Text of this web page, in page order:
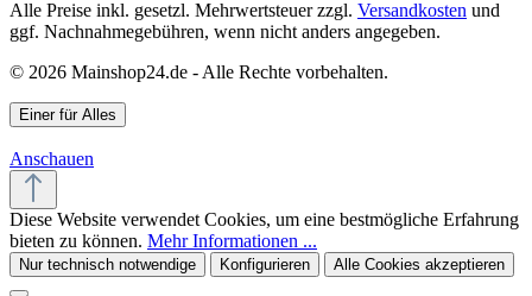
Alle Preise inkl. gesetzl. Mehrwertsteuer zzgl. Versandkosten und
ggf. Nachnahmegebühren, wenn nicht anders angegeben.
© 2026 Mainshop24.de - Alle Rechte vorbehalten.
Einer für Alles
Anschauen
Diese Website verwendet Cookies, um eine bestmögliche Erfahrung
bieten zu können. Mehr Informationen ...
Nur technisch notwendige Konfigurieren Alle Cookies akzeptieren